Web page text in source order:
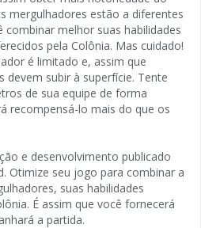
mergulhadores estão a diferentes
combinar melhor suas habilidades
pela Colônia. Mas cuidado!
é limitado e, assim que
devem subir à superfície. Tente
de sua equipe de forma
recompensá-lo mais do que os
e desenvolvimento publicado
Otimize seu jogo para combinar a
suas habilidades
É assim que você fornecerá
a partida.